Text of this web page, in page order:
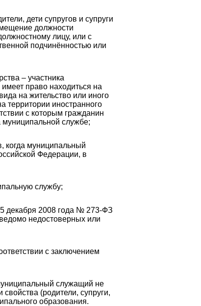
дети супругов и супруги
должности
лицу, или с
подчинённостью или
– участника
право находиться на
на жительство или иного
территории иностранного
с которым гражданин
муниципальной службе;
когда муниципальный
Федерации, в
службу;
декабря 2008 года № 273-ФЗ
недостоверных или
с заключением
служащий не
(родители, супруги,
образования.